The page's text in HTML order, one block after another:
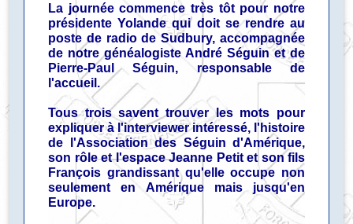
La journée commence très tôt pour notre
présidente Yolande qui doit se rendre au
poste de radio de Sudbury, accompagnée
de notre généalogiste André Séguin et de
Pierre-Paul Séguin, responsable de
l'accueil.
Tous trois savent trouver les mots pour
expliquer à l'interviewer intéressé, l'histoire
de l'Association des Séguin d'Amérique,
son rôle et l'espace Jeanne Petit et son fils
François grandissant qu'elle occupe non
seulement en Amérique mais jusqu'en
Europe.